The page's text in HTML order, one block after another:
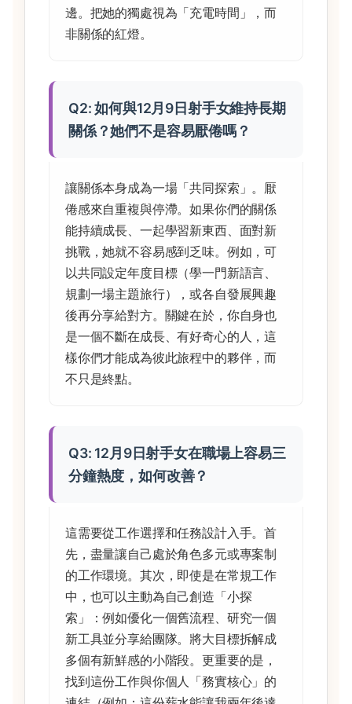
邊。把她的獨處視為「充電時間」，而
非關係的紅燈。
Q2: 如何與12月9日射手女維持長期
關係？她們不是容易厭倦嗎？
讓關係本身成為一場「共同探索」。厭
倦感來自重複與停滯。如果你們的關係
能持續成長、一起學習新東西、面對新
挑戰，她就不容易感到乏味。例如，可
以共同設定年度目標（學一門新語言、
規劃一場主題旅行），或各自發展興趣
後再分享給對方。關鍵在於，你自身也
是一個不斷在成長、有好奇心的人，這
樣你們才能成為彼此旅程中的夥伴，而
不只是終點。
Q3: 12月9日射手女在職場上容易三
分鐘熱度，如何改善？
這需要從工作選擇和任務設計入手。首
先，盡量讓自己處於角色多元或專案制
的工作環境。其次，即使是在常規工作
中，也可以主動為自己創造「小探
索」：例如優化一個舊流程、研究一個
新工具並分享給團隊。將大目標拆解成
多個有新鮮感的小階段。更重要的是，
找到這份工作與你個人「務實核心」的